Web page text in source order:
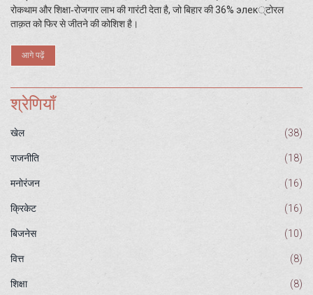
रोकथाम और शिक्षा‑रोजगार लाभ की गारंटी देता है, जो बिहार की 36% элек्‍टोरल
ताक़त को फिर से जीतने की कोशिश है।
आगे पढ़ें
श्रेणियाँ
खेल (38)
राजनीति (18)
मनोरंजन (16)
क्रिकेट (16)
बिजनेस (10)
वित्त (8)
शिक्षा (8)